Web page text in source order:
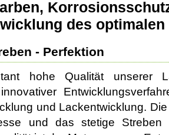
des optimalen
- Perfektion
hohe Qualität unserer
und Lackentwicklung.
und das stetige Streben